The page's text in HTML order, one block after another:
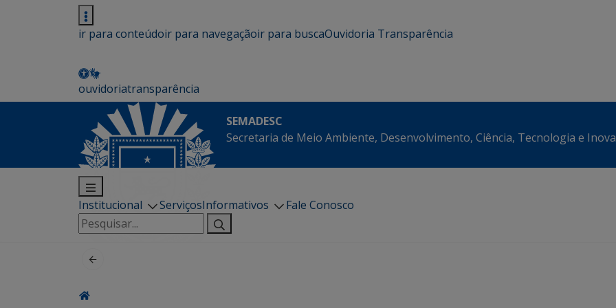
ir para conteúdoir para navegaçãoir para buscaOuvidoria Transparência
ouvidoriatransparência
SEMADESC
Secretaria de Meio Ambiente, Desenvolvimento, Ciência, Tecnologia e
Institucional ServiçosInformativos
Fale Conosco
Pesquisar
por: